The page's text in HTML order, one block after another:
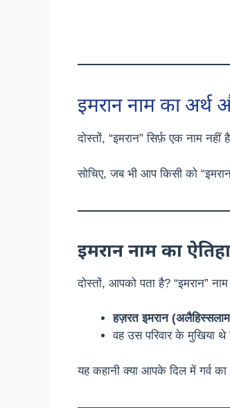
इमरान नाम का अर्थ
दोस्तों, “इमरान” सिर्फ़ एक नाम
सोचिए, जब भी आप किसी को
इमरान नाम का
दोस्तों, आपको पता है? “इमरान”
हज़रत इमरान
वह उस परिवार के मुखिया थे
यह कहानी क्या आपके दिल में गर्व का